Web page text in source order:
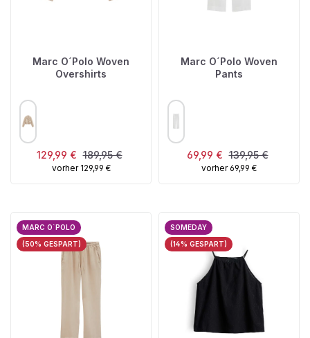
Marc O´Polo Woven
Overshirts
FARBE
Verkaufspreis:
129,99 € Regulärer Preis:
189,95 €
vorher 129,99 €
Marc O´Polo Woven
Pants
FARBE
Verkaufspreis:
69,99 € Regulärer Preis:
139,95 €
vorher 69,99 €
MARC O`POLO
(50% GESPART)
SOMEDAY
(14% GESPART)